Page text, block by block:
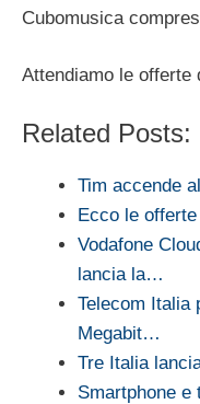
Cubomusica
Attendiamo le offerte
Related Posts:
Tim accende
Ecco le
Vodafone
lancia la…
Telecom Italia
Megabit…
Tre Italia
Smartphone e